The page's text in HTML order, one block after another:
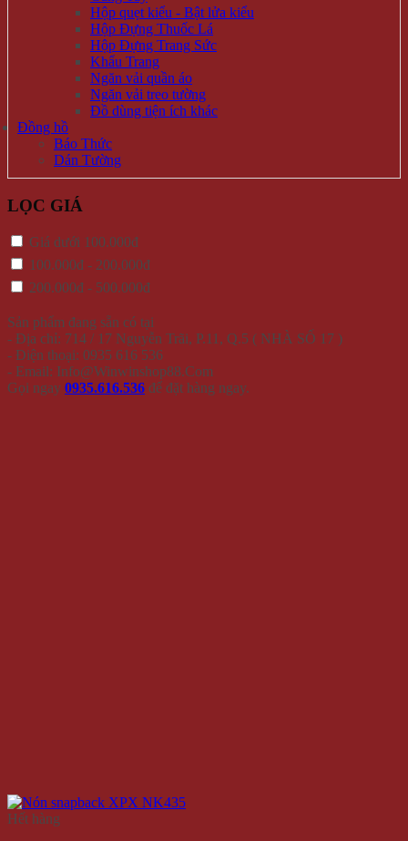
Hộp quẹt kiểu - Bật lửa kiểu
Hộp Đựng Thuốc Lá
Hộp Đựng Trang Sức
Khẩu Trang
Ngăn vải quần áo
Ngăn vải treo tường
Đồ dùng tiện ích khác
Đồng hồ
Báo Thức
Dán Tường
LỌC GIÁ
Giá dưới 100.000đ
100.000đ - 200.000đ
200.000đ - 500.000đ
Sản phẩm đang sẵn có tại
- Địa chỉ: 714 / 17 Nguyễn Trãi, P.11, Q.5 ( NHÀ SỐ 17 )
- Điện thoại: 0935 616 536
- Email: Info@Winwinshop88.Com
Gọi ngay 0935.616.536 để đặt hàng ngay.
Hết hàng